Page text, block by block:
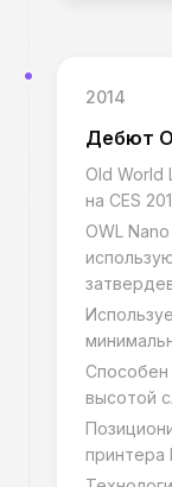
2014
Дебют
Old World
на CES
OWL
Способен
высотой
принтера